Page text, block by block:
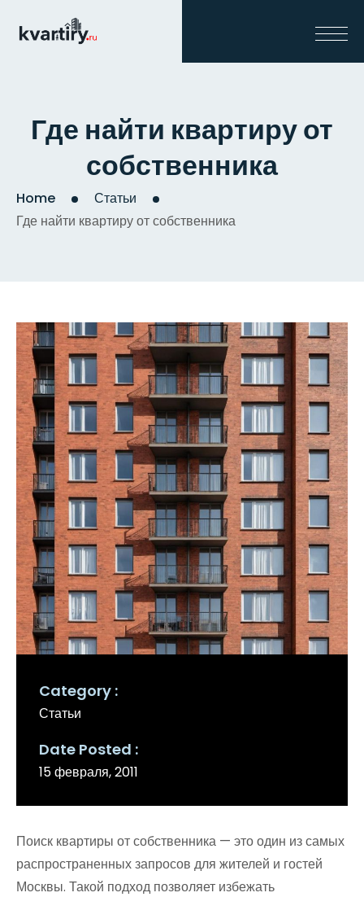
Где найти квартиру от
собственника
Home
Статьи
Где найти квартиру от собственника
Category
Статьи
Date Posted
15 февраля, 2011
Поиск квартиры от собственника — это один из самых
распространенных запросов для жителей и гостей
Москвы. Такой подход позволяет избежать